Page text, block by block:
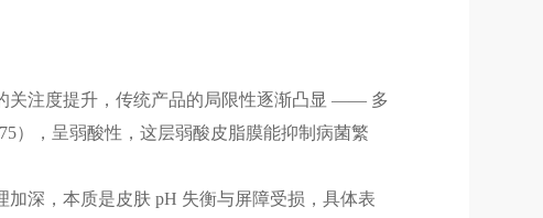
关注度提升，传统产品的局限性逐渐凸显 —— 多
），呈弱酸性，这层弱酸皮脂膜能抑制病菌繁
深，本质是皮肤 pH 失衡与屏障受损，具体表